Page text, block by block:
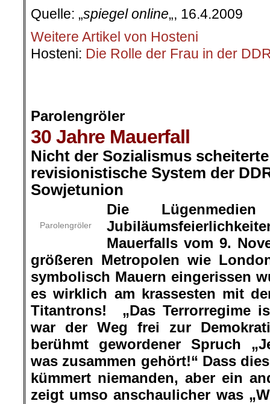
Quelle: „spiegel online„, 16.4.2009
Weitere Artikel von Hosteni
Hosteni: Die Rolle der Frau in der
Parolengröler
30 Jahre Mauerfall
Nicht der Sozialismus
revisionistische System der
Sowjetunion
Parolengröler
Die
Mauerfalls vom 9.
größeren Metropolen wie
symbolisch Mauern eingerissen
es wirklich am krassesten mit
Titantrons! „Das Terrorregime
war der Weg frei zur
berühmt gewordener Spruch
was zusammen gehört!“ Dass
kümmert niemanden, aber ein
zeigt umso anschaulicher was